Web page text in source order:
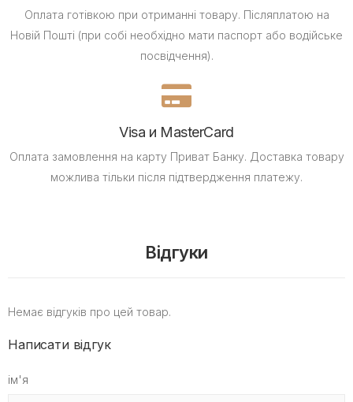
Оплата готівкою при отриманні товару. Післяплатою на
Новій Пошті (при собі необхідно мати паспорт або водійське
посвідчення).
Visa и MasterCard
Оплата замовлення на карту Приват Банку. Доставка товару
можлива тільки після підтвердження платежу.
Відгуки
Немає відгуків про цей товар.
Написати відгук
ім'я